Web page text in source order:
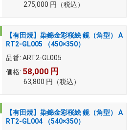
275,000 円 （税込）
【有田焼】染錦金彩桜絵 鏡（角型） A
RT2-GL005 （450×350）
品番: ART2-GL005
価格: 58,000 円
63,800 円 （税込）
【有田焼】染錦金彩桜絵 鏡（角型） A
RT2-GL004 （540×350）